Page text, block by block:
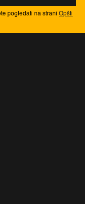
pogledati na strani Opšti